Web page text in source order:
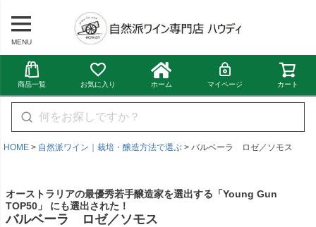
MENU
商品一覧 お気に入り ホーム マイページ カート
HOME 自然派ワイン｜栽培・醸造方法で選ぶ バルベーラ ロゼ／ソモス
オーストラリアの最優秀若手醸造家を選出する「Young Gun
TOP50」 にも選出された！
バルベーラ ロゼ／ソモス